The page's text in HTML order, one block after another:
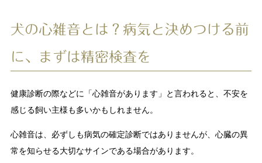
犬の心雑音とは？病気と決めつける前
に、まずは精密検査を
健康診断の際などに「心雑音があります」と言われると、不安を
感じる飼い主様も多いかもしれません。
心雑音は、必ずしも病気の確定診断ではありませんが、心臓の異
常を知らせる大切なサインである場合があります。